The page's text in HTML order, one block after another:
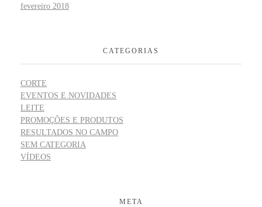
fevereiro 2018
CATEGORIAS
CORTE
EVENTOS E NOVIDADES
LEITE
PROMOÇÕES E PRODUTOS
RESULTADOS NO CAMPO
SEM CATEGORIA
VÍDEOS
META